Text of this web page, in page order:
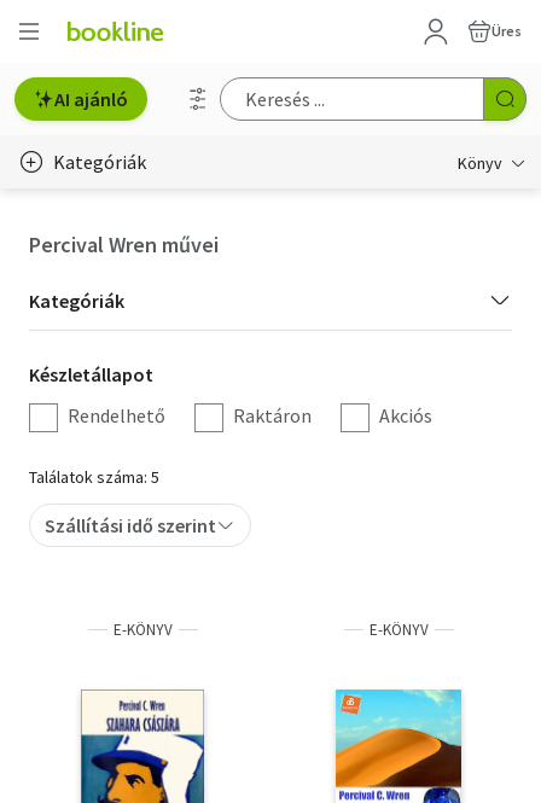
Üres
AI ajánló
Kategóriák Könyv
Hobbi, szabadidő
Irodalom
Művészet
Szakkönyv
Tankönyv, segédkönyv
Társadalomtudomány
Természettudomány
Történelem
Percival Wren művei
Kategória
szűrés
Kategóriák
Készletállapot
szűrés
Készletállapot
Rendelhető
Raktáron Akciós
Találatok száma: 5
Szállítási idő szerint
E-KÖNYV E-KÖNYV